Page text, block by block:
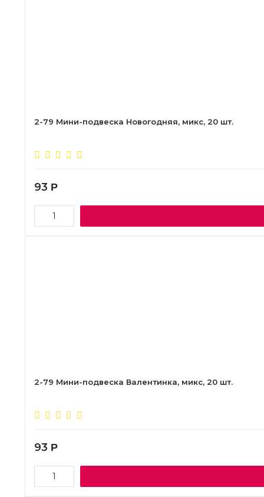
2-79 Мини-подвеска Новогодняя, микс, 20 шт.
93 Р
2-79 Мини-подвеска Валентинка, микс, 20 шт.
93 Р